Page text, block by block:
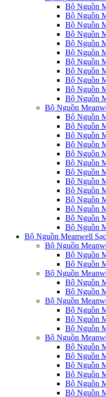
Bộ Nguồn
Bộ Nguồn
Bộ Nguồn
Bộ Nguồn
Bộ Nguồn
Bộ Nguồn
Bộ Nguồn
Bộ Nguồn
Bộ Nguồn
Bộ Nguồn
Bộ Nguồn
Bộ Nguồn
Bộ Nguồn
Bộ Nguồn
Bộ Nguồn
Bộ Nguồn
Bộ Nguồn
Bộ Nguồn
Bộ Nguồn
Bộ Nguồn
Bộ Nguồn
Bộ Nguồn
Bộ Nguồn
Bộ Nguồn
Bộ Nguồn
Bộ Nguồn Meanwell
Bộ Nguồn
Bộ Nguồn
Bộ Nguồn
Bộ Nguồn
Bộ Nguồn
Bộ Nguồn
Bộ Nguồn
Bộ Nguồn
Bộ Nguồn
Bộ Nguồn
Bộ Nguồn
Bộ Nguồn
Bộ Nguồn
Bộ Nguồn
Bộ Nguồn
Bộ Nguồn
Bộ Nguồn